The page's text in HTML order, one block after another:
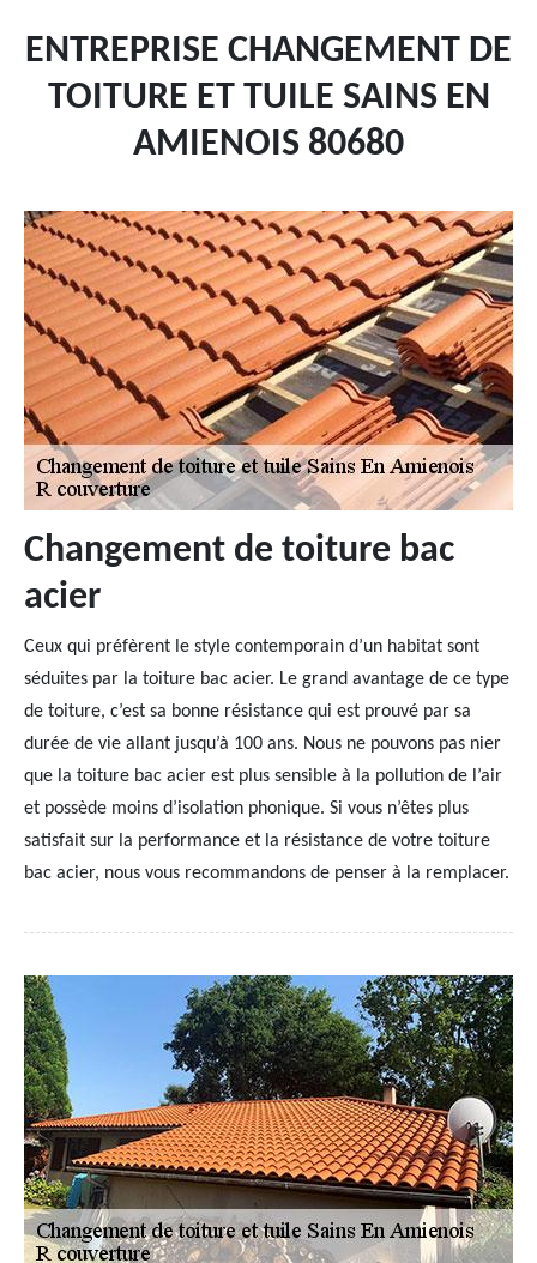
ENTREPRISE CHANGEMENT DE
TOITURE ET TUILE SAINS EN
AMIENOIS 80680
Changement de toiture bac
acier
Ceux qui préfèrent le style contemporain d’un habitat sont
séduites par la toiture bac acier. Le grand avantage de ce type
de toiture, c’est sa bonne résistance qui est prouvé par sa
durée de vie allant jusqu’à 100 ans. Nous ne pouvons pas nier
que la toiture bac acier est plus sensible à la pollution de l’air
et possède moins d’isolation phonique. Si vous n’êtes plus
satisfait sur la performance et la résistance de votre toiture
bac acier, nous vous recommandons de penser à la remplacer.